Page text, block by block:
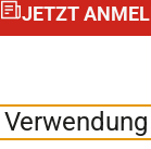
JETZT
uns auf: